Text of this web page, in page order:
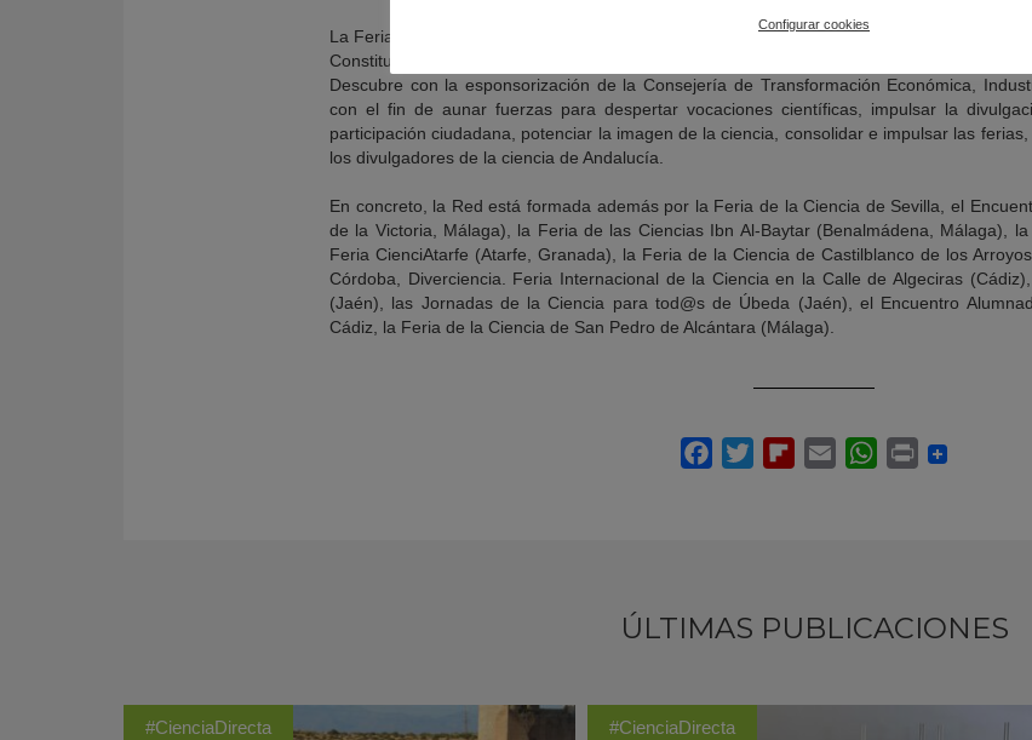
La Feria de la Ciencia en la Calle de Jerez (Cádiz) se integra en la Red de Ferias de la
Constituida en 2011 por las principales muestras científicas de la Comunidad
Descubre con la esponsorización de la Consejería de Transformación Económica,
con el fin de aunar fuerzas para despertar vocaciones científicas, impulsar la
participación ciudadana, potenciar la imagen de la ciencia, consolidar e impulsar las
los divulgadores de la ciencia de Andalucía.
En concreto, la Red está formada además por la Feria de la Ciencia de Sevilla, el
de la Victoria, Málaga), la Feria de las Ciencias Ibn Al-Baytar (Benalmádena, Málaga),
Feria CienciAtarfe (Atarfe, Granada), la Feria de la Ciencia de Castilblanco de los
Córdoba, Diverciencia. Feria Internacional de la Ciencia en la Calle de Algeciras
(Jaén), las Jornadas de la Ciencia para tod@s de Úbeda (Jaén), el Encuentro
Cádiz, la Feria de la Ciencia de San Pedro de Alcántara (Málaga).
ÚLTIMAS PUBLICACIONES
#CienciaDirecta #CienciaDirecta
Configurar cookies